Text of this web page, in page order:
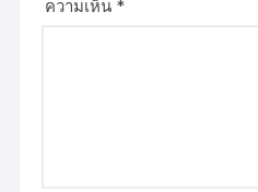
ความเห็น *